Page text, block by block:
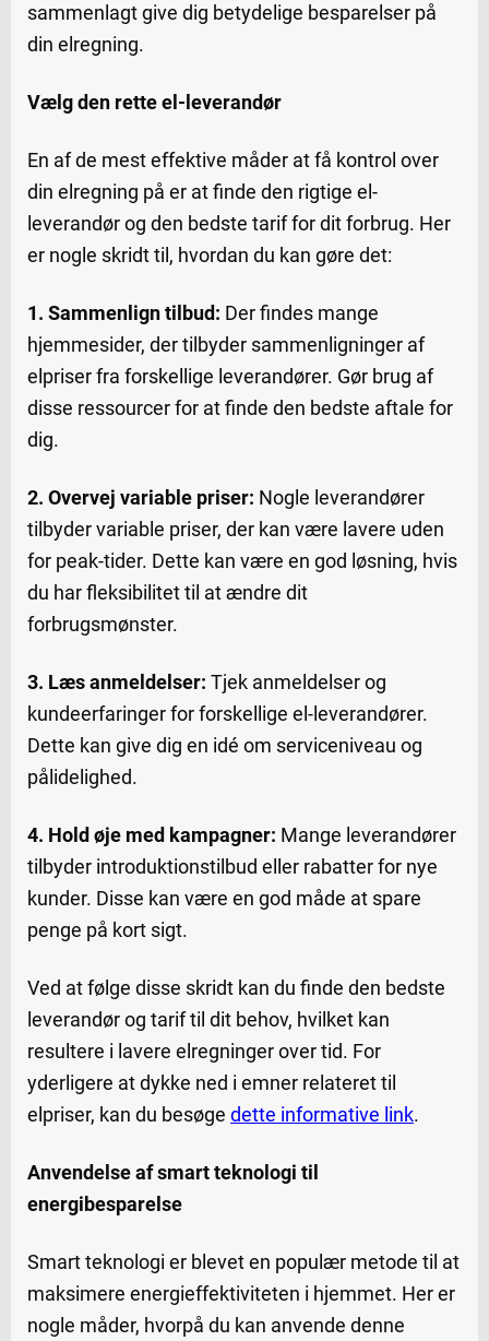
sammenlagt give dig betydelige besparelser på
din elregning.
Vælg den rette el-leverandør
En af de mest effektive måder at få kontrol over
din elregning på er at finde den rigtige el-
leverandør og den bedste tarif for dit forbrug. Her
er nogle skridt til, hvordan du kan gøre det:
1. Sammenlign tilbud: Der findes mange
hjemmesider, der tilbyder sammenligninger af
elpriser fra forskellige leverandører. Gør brug af
disse ressourcer for at finde den bedste aftale for
dig.
2. Overvej variable priser: Nogle leverandører
tilbyder variable priser, der kan være lavere uden
for peak-tider. Dette kan være en god løsning, hvis
du har fleksibilitet til at ændre dit
forbrugsmønster.
3. Læs anmeldelser: Tjek anmeldelser og
kundeerfaringer for forskellige el-leverandører.
Dette kan give dig en idé om serviceniveau og
pålidelighed.
4. Hold øje med kampagner: Mange leverandører
tilbyder introduktionstilbud eller rabatter for nye
kunder. Disse kan være en god måde at spare
penge på kort sigt.
Ved at følge disse skridt kan du finde den bedste
leverandør og tarif til dit behov, hvilket kan
resultere i lavere elregninger over tid. For
yderligere at dykke ned i emner relateret til
elpriser, kan du besøge dette informative link.
Anvendelse af smart teknologi til
energibesparelse
Smart teknologi er blevet en populær metode til at
maksimere energieffektiviteten i hjemmet. Her er
nogle måder, hvorpå du kan anvende denne